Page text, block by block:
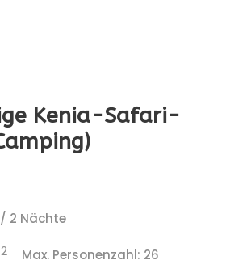
Kenia-Safari-
2 Nächte
Max. Personenzahl: 26